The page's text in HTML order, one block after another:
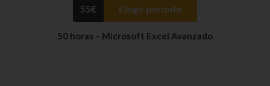
55€ Elegir periodo
50 horas – Microsoft Excel Avanzado